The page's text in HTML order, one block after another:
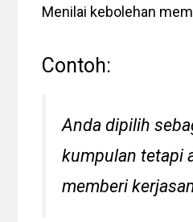
Menilai kebolehan
Contoh:
Anda dipilih
kumpulan tetapi
memberi